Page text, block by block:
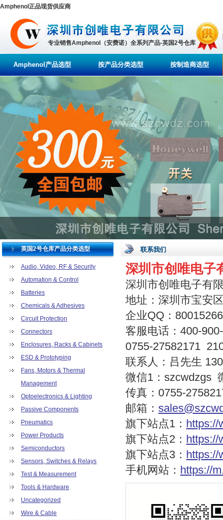
Amphenol正品现货供应商
专业销售Amphenol（安费诺）全系列产品-英国2号仓库
Amphenol产品选型 按产品分类选型 按制造商选型
英国2号仓库产品分类选型
Audio, Video, RF & Security
Automation & Control
Batteries
Chemicals & Adhesives
Circuit Protection
Connectors
Enclosures, Racks & Cabinets
ESD & Prototyping
Fans, Motors & Thermal
Management
Optoelectronics & Lighting
Passive Components
Pneumatics
Power Products
Semiconductors
Sensors, Switches & Relays
Test & Measurement
Tools & Hardware
Uncategorized
Wire & Cable
联系我们
深圳市创唯电子
深圳市创唯电子有
地址：深圳市宝安
企业QQ：
客服电话：400-
0755-27582171
联系人：吕先生
微信1：szcwdzgs
传真：0755-
邮箱：
旗下站点1： https://
旗下站点2： https://
旗下站点3： https://
手机网站： https://